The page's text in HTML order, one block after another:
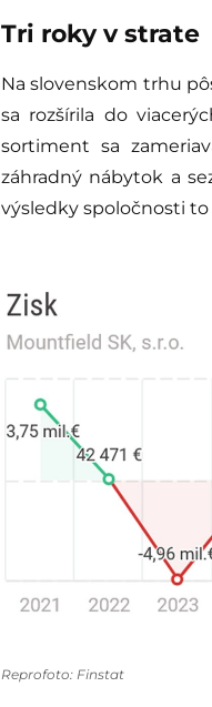
Tri roky v strate
Na slovenskom trhu
sa rozšírila do
sortiment sa
záhradný nábytok a
výsledky spoločnosti to
Reprofoto: Finstat